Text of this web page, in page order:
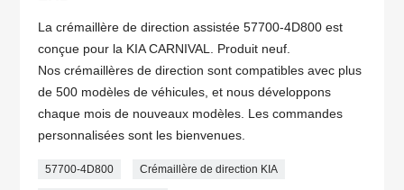
La crémaillère de direction assistée 57700-4D800 est
conçue pour la KIA CARNIVAL. Produit neuf.
Nos crémaillères de direction sont compatibles avec plus
de 500 modèles de véhicules, et nous développons
chaque mois de nouveaux modèles. Les commandes
personnalisées sont les bienvenues.
57700-4D800 Crémaillère de direction KIA